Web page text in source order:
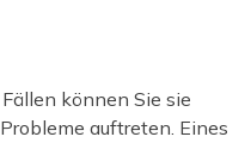
können Sie sie
auftreten. Eines